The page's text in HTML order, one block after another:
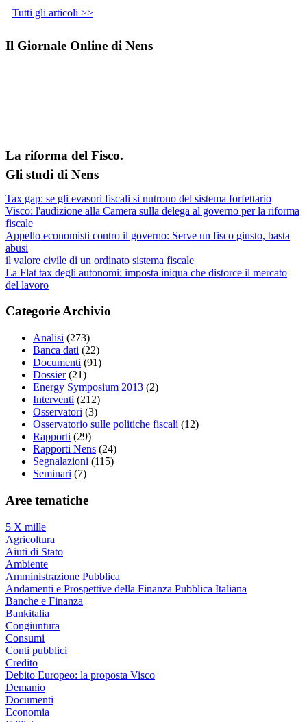
Tutti gli articoli >>
Il Giornale Online di Nens
La riforma del Fisco.
Gli studi di Nens
Tax gap: se gli evasori fiscali si nutrono del sistema forfettario
Visco: l'audizione alla Camera sulla delega al governo per la riforma
fiscale
Appello economisti contro il governo: Serve un fisco giusto, basta
abusi
il valore civile di un ordinato sistema fiscale
La Flat tax degli autonomi: imposta iniqua che distorce il mercato
del lavoro
Categorie Archivio
Analisi (273)
Banca dati (22)
Documenti (91)
Dossier (21)
Energy Symposium 2013 (2)
Interventi (212)
Osservatori (3)
Osservatorio sulle politiche fiscali (12)
Rapporti (29)
Rapporti Nens (24)
Segnalazioni (115)
Seminari (7)
Aree tematiche
5 X mille
Agricoltura
Aiuti di Stato
Ambiente
Amministrazione Pubblica
Andamenti e Prospettive della Finanza Pubblica Italiana
Banche e Finanza
Bankitalia
Congiuntura
Consumi
Conti pubblici
Credito
Debito Europeo: la proposta Visco
Demanio
Documenti
Economia